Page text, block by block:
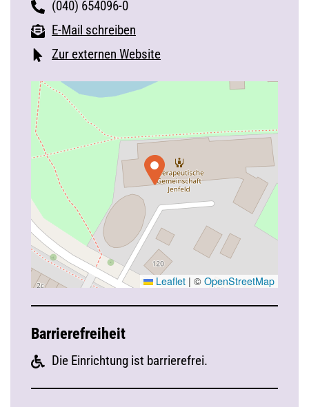
(040) 654096-0
E-Mail schreiben
Zur externen Website
Leaflet | © OpenStreetMap
Barrierefreiheit
Die Einrichtung ist barrierefrei.